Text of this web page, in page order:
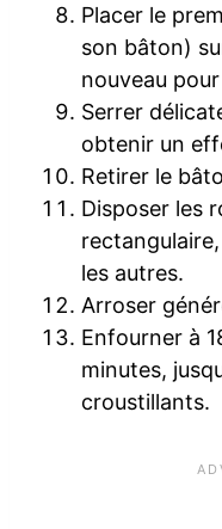
Placer le
son bâton)
nouveau
Serrer
obtenir un
Retirer le
Disposer les
les autres.
Arroser
Enfourner à
minutes,
croustillants.